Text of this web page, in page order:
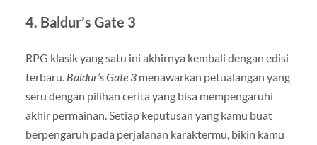
4. Baldur’s Gate 3
RPG klasik yang satu ini akhirnya kembali dengan edisi
terbaru. Baldur’s Gate 3menawarkan petualangan yang
seru dengan pilihan cerita yang bisa mempengaruhi
akhir permainan. Setiap keputusan yang kamu buat
berpengaruh pada perjalanan karaktermu, bikin kamu